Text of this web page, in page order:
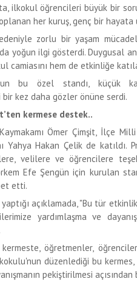
ilkokul öğrencileri büyük bir
her kuruş, genç bir
zorlu bir yaşam
yoğun ilgi gösterdi. Duygusal
camiasını hem de etkinliğe
bu özel standı, küçük
bir kez daha gözler önüne serdi.
kermese destek..
Ömer Çimşit, İlçe
Yahya Hakan Çelik de
velilere ve öğrencilere
Efe Şengün için kurulan
etti.
açıklamada, "Bu tür
yardımlaşma ve
öğretmenler,
düzenlediği bu
pekiştirilmesi